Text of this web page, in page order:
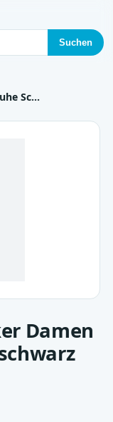
Suchen
Sc…
Damen